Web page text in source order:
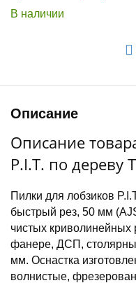
В наличии
Описание
Описание
P.I.T. по дереву
быстрый рез, 50
Пилки для лобзиков
быстрый рез, 50 мм
чистых криволинейных
фанере, ДСП,
мм. Оснастка
волнистые,